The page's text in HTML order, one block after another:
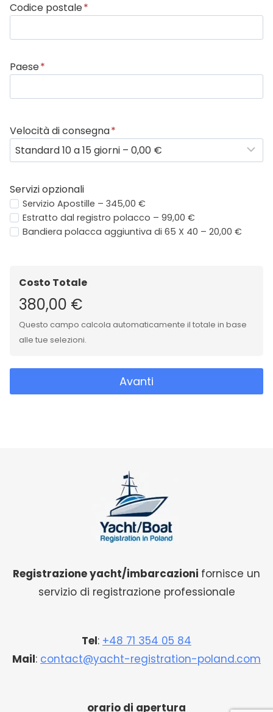
Codice postale*
Paese*
Velocità di consegna*
Servizi opzionali
Servizio Apostille – 345,00 €
Estratto dal registro polacco – 99,00 €
Bandiera polacca aggiuntiva di 65 X 40 – 20,00 €
Costo Totale
380,00 €
Questo campo calcola automaticamente il totale in base
alle tue selezioni.
Avanti
Registrazione yacht/imbarcazioni fornisce un
servizio di registrazione professionale
Tel: +48 71 354 05 84
Mail: contact@yacht-registration-poland.com
orario di apertura